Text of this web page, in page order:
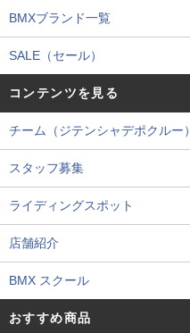
BMXブランド一覧
SALE（セール）
コンテンツを見る
チーム（ジテンシャデポクルー）
スタッフ募集
ライディングスポット
店舗紹介
BMX スクール
おすすめ商品